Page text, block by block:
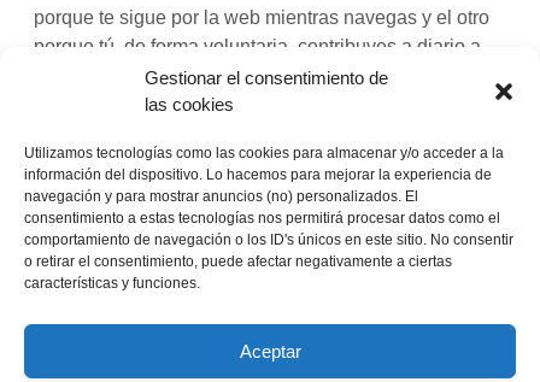
Gestionar el consentimiento de
las cookies
Utilizamos tecnologías como las cookies para almacenar y/o acceder a la
información del dispositivo. Lo hacemos para mejorar la experiencia de
navegación y para mostrar anuncios (no) personalizados. El
consentimiento a estas tecnologías nos permitirá procesar datos como el
comportamiento de navegación o los ID's únicos en este sitio. No consentir
o retirar el consentimiento, puede afectar negativamente a ciertas
características y funciones.
Aceptar
porque te sigue por la web mientras navegas y el otro
porque tú, de forma voluntaria, contribuyes a diario a
convertirlo en un sistema muy inteligente y cada vez
más inmune a eso que llaman «privacidad».
desarrollar inteligencia como la humana, pero se
equivocan. Es más, las máquinas están aquí para ir
arreglando todas las cosas que la evolución no es
capaz de resolver a corto plazo.Seguir leyendo«El
Facebook